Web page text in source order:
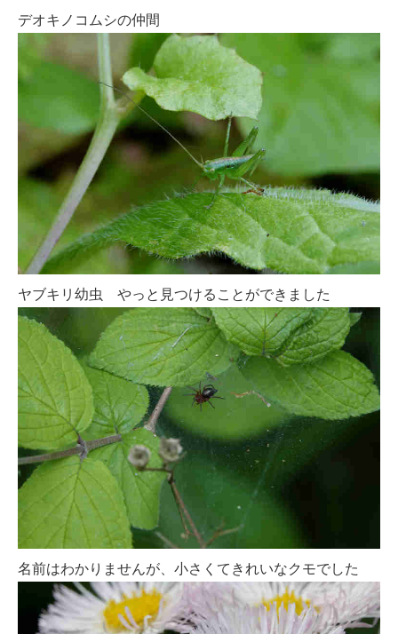
デオキノコムシの仲間
ヤブキリ幼虫 やっと見つけることができました
名前はわかりませんが、小さくてきれいなクモでした